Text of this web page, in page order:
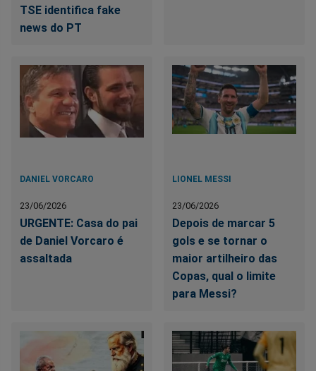
TSE identifica fake
news do PT
DANIEL VORCARO
23/06/2026
URGENTE: Casa do pai
de Daniel Vorcaro é
assaltada
LIONEL MESSI
23/06/2026
Depois de marcar 5
gols e se tornar o
maior artilheiro das
Copas, qual o limite
para Messi?